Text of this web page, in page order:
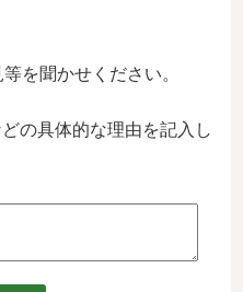
を聞かせください。
の具体的な理由を記入し